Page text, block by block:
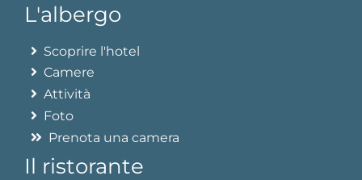
L'albergo
Scoprire l'hotel
Camere
Attività
Foto
Prenota una camera
Il ristorante